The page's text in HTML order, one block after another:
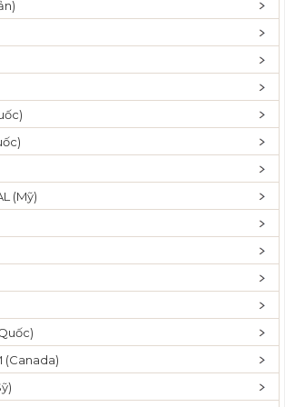
t
n
(Mỹ)
(Canada)